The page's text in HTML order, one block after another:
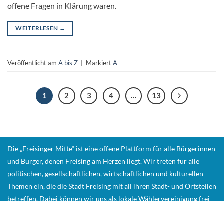
offene Fragen in Klärung waren.
WEITERLESEN →
Veröffentlicht am A bis Z MarkiertA
1 2 3 4 … 13
Die „Freisinger Mitte“ ist eine offene Plattform für alle Bürgerinnen
und Bürger, denen Freising am Herzen liegt. Wir treten für alle
politischen, gesellschaftlichen, wirtschaftlichen und kulturellen
Themen ein, die die Stadt Freising mit all ihren Stadt- und Ortsteilen
betreffen. Dabei können wir uns als lokale Wählervereinigung frei